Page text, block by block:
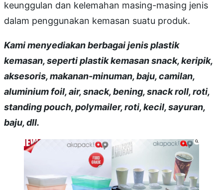
keunggulan dan kelemahan masing-masing jenis
dalam penggunakan kemasan suatu produk.
Kami menyediakan berbagai jenis plastik
kemasan, seperti plastik kemasan snack, keripik,
aksesoris, makanan-minuman, baju, camilan,
aluminium foil, air, snack, bening, snack roll, roti,
standing pouch, polymailer, roti, kecil, sayuran,
baju, dll.